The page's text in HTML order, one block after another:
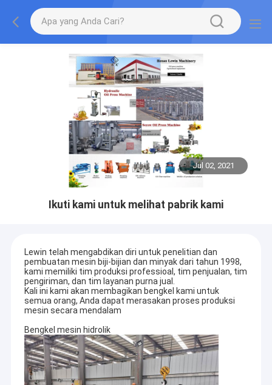
Jul 02, 2021
Ikuti kami untuk melihat pabrik kami
Lewin telah mengabdikan diri untuk penelitian dan
pembuatan mesin biji-bijian dan minyak dari tahun 1998,
kami memiliki tim produksi professioal, tim penjualan, tim
pengiriman, dan tim layanan purna jual.
Kali ini kami akan membagikan bengkel kami untuk
semua orang, Anda dapat merasakan proses produksi
mesin secara mendalam
Bengkel mesin hidrolik